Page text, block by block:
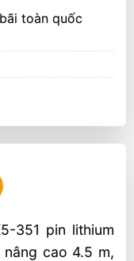
toàn quốc
351 pin lithium
cao 4.5 m,